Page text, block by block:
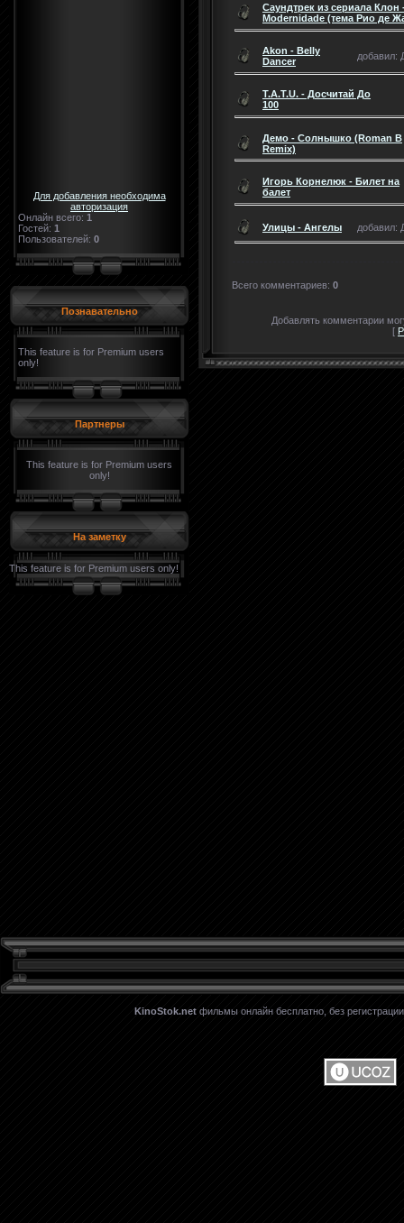
Для добавления необходима
авторизация
Онлайн всего: 1
Гостей: 1
Пользователей: 0
Познавательно
This feature is for Premium users
only!
Партнеры
This feature is for Premium users
only!
На заметку
This feature is for Premium users only!
Саундтрек из cериала Клон
Modernidade (тема Рио де
Akon - Belly
Dancer
добавил:
T.A.T.U. - Досчитай До
100
Демо - Солнышко (Roman B
Remix)
Игорь Корнелюк - Билет на
балет
Улицы - Ангелы добавил:
Всего комментариев: 0
Добавлять комментарии
[
KinoStok.net фильмы онлайн бесплатно, без